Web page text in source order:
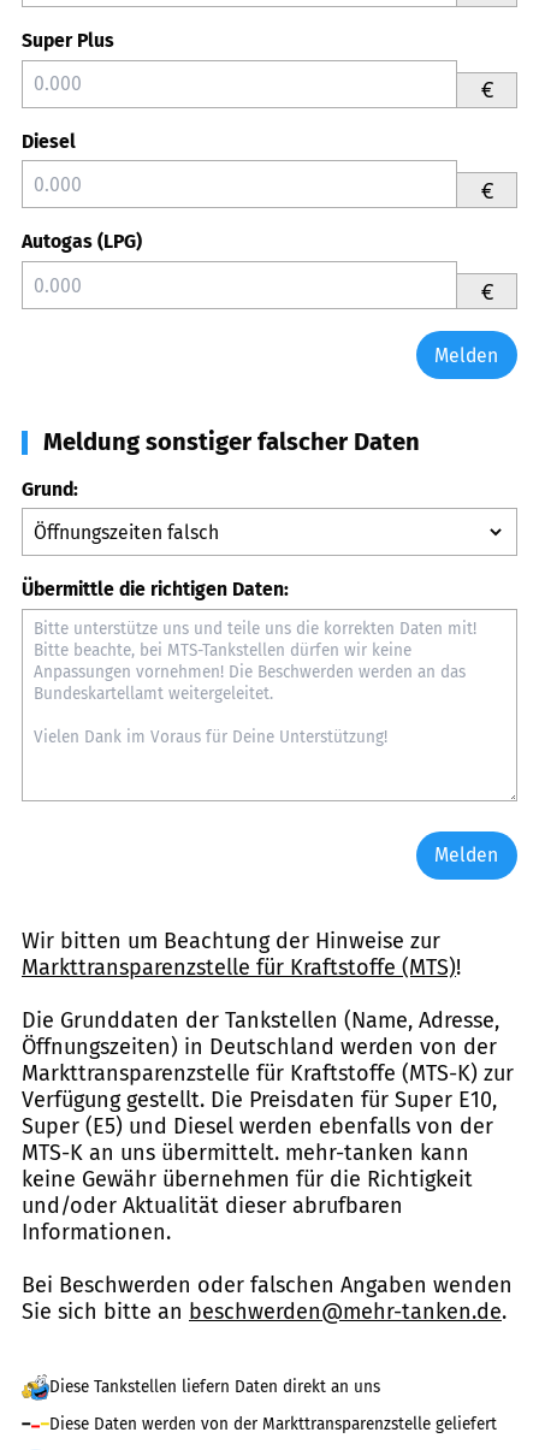
Super Plus
€
Diesel
€
Autogas (LPG)
€
Melden
Meldung sonstiger falscher Daten
Grund:
Übermittle die richtigen Daten:
Melden
Wir bitten um Beachtung der Hinweise zur
Markttransparenzstelle für Kraftstoffe (MTS)!
Die Grunddaten der Tankstellen (Name, Adresse,
Öffnungszeiten) in Deutschland werden von der
Markttransparenzstelle für Kraftstoffe (MTS-K) zur
Verfügung gestellt. Die Preisdaten für Super E10,
Super (E5) und Diesel werden ebenfalls von der
MTS-K an uns übermittelt. mehr-tanken kann
keine Gewähr übernehmen für die Richtigkeit
und/oder Aktualität dieser abrufbaren
Informationen.
Bei Beschwerden oder falschen Angaben wenden
Sie sich bitte an beschwerden@mehr-tanken.de.
Diese Tankstellen liefern Daten direkt an uns
Diese Daten werden von der Markttransparenzstelle geliefert